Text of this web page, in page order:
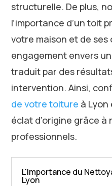
structurelle. De plus,
l’importance d’un toit
votre maison et de
engagement envers
traduit par des
intervention. Ainsi,
de votre toiture à
éclat d’origine grâce à
professionnels.
L'Importance du
Lyon